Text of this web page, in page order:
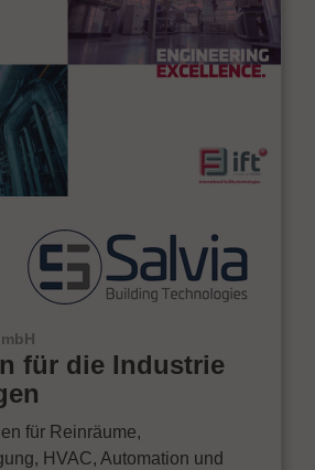
für die Industrie
für Reinräume,
HVAC, Automation und